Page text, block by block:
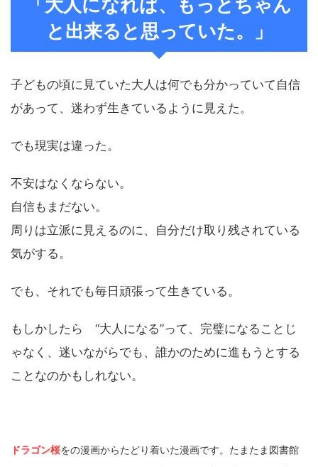
と出来ると思っていた。」
子どもの頃に見ていた大人は何でも分かっていて自信
があって、迷わず生きているように見えた。
でも現実は違った。
不安はなくならない。
自信もまだない。
周りは立派に見えるのに、自分だけ取り残されている
気がする。
でも、それでも毎日頑張って生きている。
もしかしたら “大人になる”って、 完璧になることじ
ゃなく、 迷いながらでも、 誰かのために進もうとする
ことなのかもしれない。
ドラゴン桜をの漫画からたどり着いた漫画です。たまたま図書館